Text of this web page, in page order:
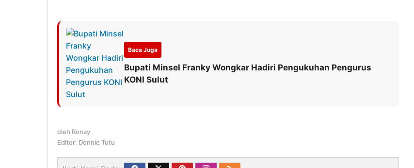
Baca Juga
Bupati Minsel Franky Wongkar Hadiri Pengukuhan Pengurus
KONI Sulut
oleh Ronay
Editor: Donnie Tutu